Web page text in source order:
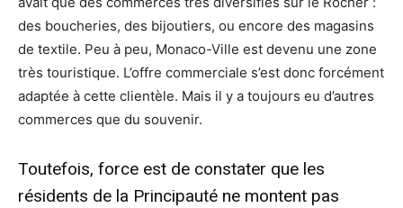
des boucheries, des bijoutiers, ou encore des magasins
de textile. Peu à peu, Monaco-Ville est devenu une zone
très touristique. L’offre commerciale s’est donc forcément
adaptée à cette clientèle. Mais il y a toujours eu d’autres
commerces que du souvenir.
Toutefois, force est de constater que les
résidents de la Principauté ne montent pas